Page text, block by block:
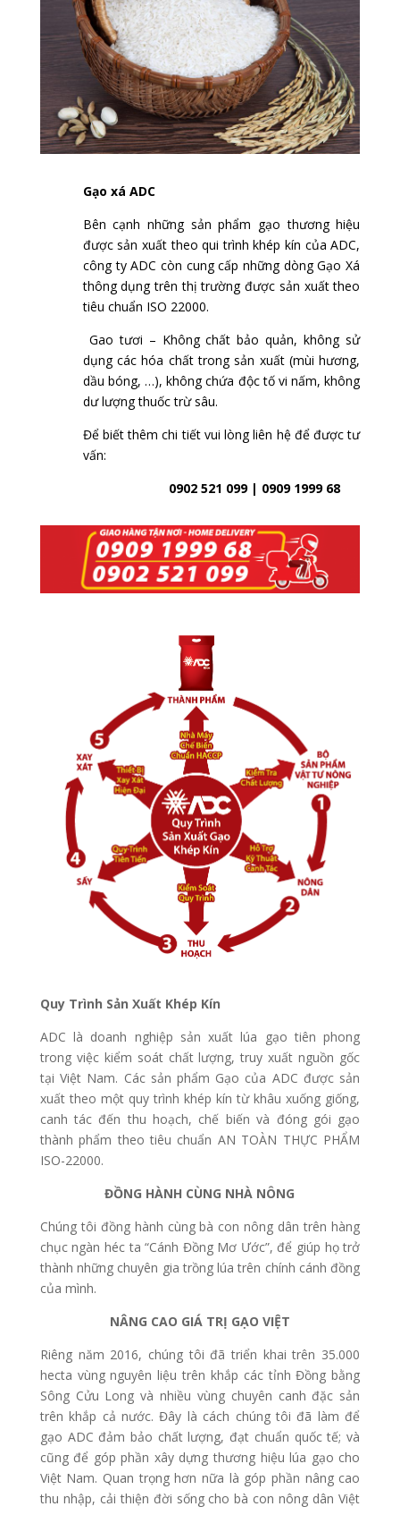
Gạo xá ADC
Bên cạnh những sản phẩm gạo thương hiệu
được sản xuất theo qui trình khép kín của ADC,
công ty ADC còn cung cấp những dòng Gạo Xá
thông dụng trên thị trường được sản xuất theo
tiêu chuẩn ISO 22000.
Gao tươi – Không chất bảo quản, không sử
dụng các hóa chất trong sản xuất (mùi hương,
dầu bóng, …), không chứa độc tố vi nấm, không
dư lượng thuốc trừ sâu.
Để biết thêm chi tiết vui lòng liên hệ để được tư
vấn:
0902 521 099 | 0909 1999 68
Quy Trình Sản Xuất Khép Kín
ADC là doanh nghiệp sản xuất lúa gạo tiên phong
trong việc kiểm soát chất lượng, truy xuất nguồn gốc
tại Việt Nam. Các sản phẩm Gạo của ADC được sản
xuất theo một quy trình khép kín từ khâu xuống giống,
canh tác đến thu hoạch, chế biến và đóng gói gạo
thành phẩm theo tiêu chuẩn AN TOÀN THỰC PHẨM
ISO-22000.
ĐỒNG HÀNH CÙNG NHÀ NÔNG
Chúng tôi đồng hành cùng bà con nông dân trên hàng
chục ngàn héc ta “Cánh Đồng Mơ Ước”, để giúp họ trở
thành những chuyên gia trồng lúa trên chính cánh đồng
của mình.
NÂNG CAO GIÁ TRỊ GẠO VIỆT
Riêng năm 2016, chúng tôi đã triển khai trên 35.000
hecta vùng nguyên liệu trên khắp các tỉnh Đồng bằng
Sông Cửu Long và nhiều vùng chuyên canh đặc sản
trên khắp cả nước. Đây là cách chúng tôi đã làm để
gạo ADC đảm bảo chất lượng, đạt chuẩn quốc tế; và
cũng để góp phần xây dựng thương hiệu lúa gạo cho
Việt Nam. Quan trọng hơn nữa là góp phần nâng cao
thu nhập, cải thiện đời sống cho bà con nông dân Việt